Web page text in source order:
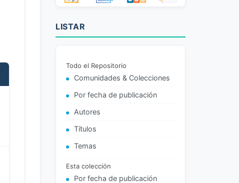
LISTAR
Todo el Repositorio
Comunidades & Colecciones
Por fecha de publicación
Autores
Títulos
Temas
Esta colección
Por fecha de publicación